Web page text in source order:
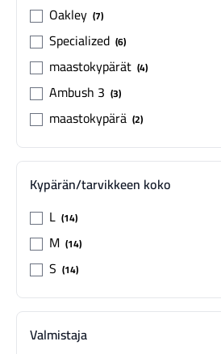
Oakley 7
Specialized 6
maastokypärät 4
Ambush 3 3
maastokypärä 2
Kypärän/tarvikkeen koko
L 14
M 14
S 14
Valmistaja